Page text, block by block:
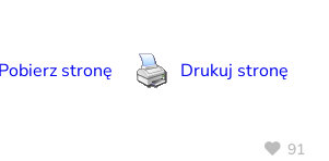
Pobierz stronę Drukuj stronę
91